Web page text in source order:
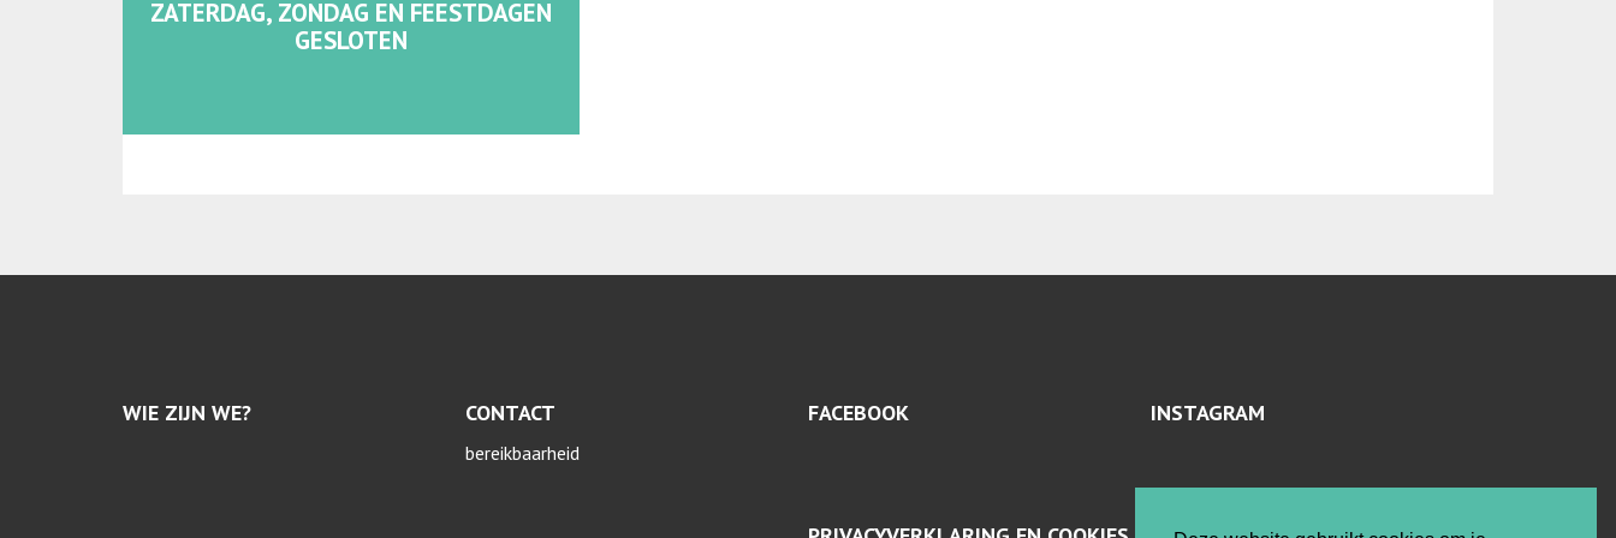
ZATERDAG, ZONDAG EN FEESTDAGEN
GESLOTEN
WIE ZIJN WE? CONTACT
bereikbaarheid
FACEBOOK INSTAGRAM